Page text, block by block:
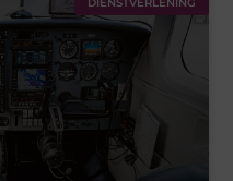
DIENSTVERLENING